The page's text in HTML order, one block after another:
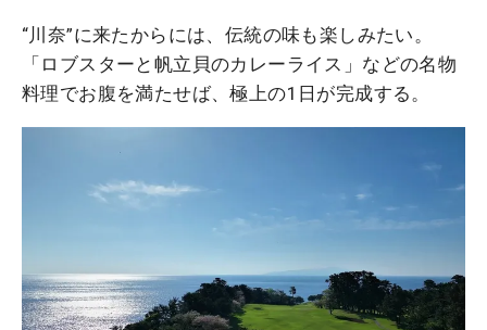
“川奈”に来たからには、伝統の味も楽しみたい。
「ロブスターと帆立貝のカレーライス」などの名物
料理でお腹を満たせば、極上の1日が完成する。